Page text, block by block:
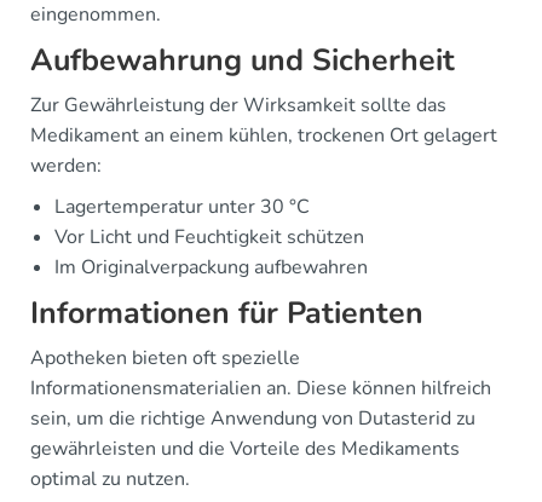
eingenommen.
Aufbewahrung und Sicherheit
Zur Gewährleistung der Wirksamkeit sollte das
Medikament an einem kühlen, trockenen Ort gelagert
werden:
Lagertemperatur unter 30 °C
Vor Licht und Feuchtigkeit schützen
Im Originalverpackung aufbewahren
Informationen für Patienten
Apotheken bieten oft spezielle
Informationensmaterialien an. Diese können hilfreich
sein, um die richtige Anwendung von Dutasterid zu
gewährleisten und die Vorteile des Medikaments
optimal zu nutzen.